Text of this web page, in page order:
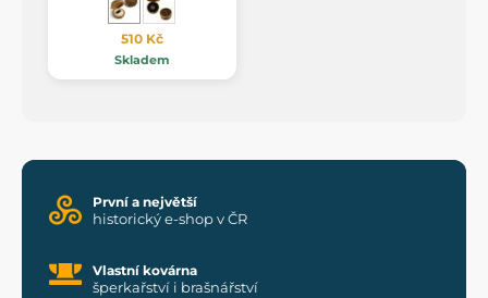
510 Kč
Skladem
První a největší
historický e-shop v ČR
Vlastní kovárna
šperkařství i brašnářství